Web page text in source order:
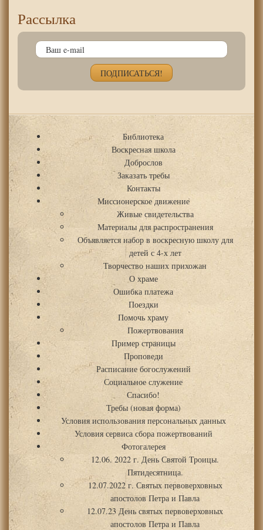
Рассылка
Библиотека
Воскресная школа
Доброслов
Заказать требы
Контакты
Миссионерское движение
Живые свидетельства
Материалы для распространения
Объявляется набор в воскресную школу для
детей с 4-х лет
Творчество наших прихожан
О храме
Ошибка платежа
Поездки
Помочь храму
Пожертвования
Пример страницы
Проповеди
Расписание богослужений
Социальное служение
Спасибо!
Требы (новая форма)
Условия использования персональных данных
Условия сервиса сбора пожертвований
Фотогалерея
12.06. 2022 г. День Святой Троицы.
Пятидесятница.
12.07.2022 г. Святых первоверховных
апостолов Петра и Павла
12.07.23 День святых первоверховных
апостолов Петра и Павла